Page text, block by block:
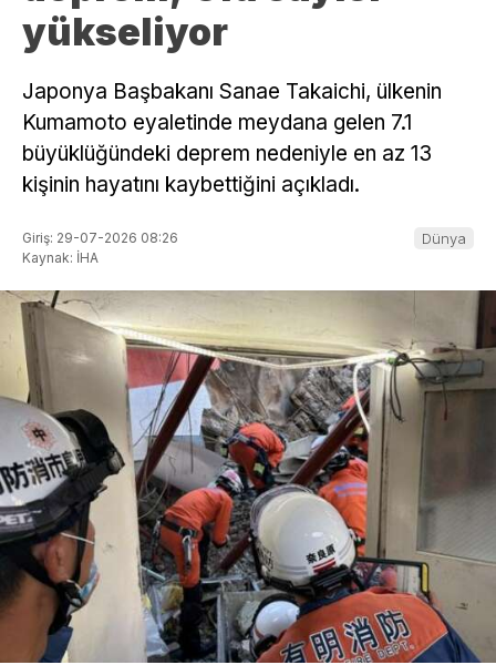
yükseliyor
Japonya Başbakanı Sanae Takaichi, ülkenin
Kumamoto eyaletinde meydana gelen 7.1
büyüklüğündeki deprem nedeniyle en az 13
kişinin hayatını kaybettiğini açıkladı.
Giriş: 29-07-2026 08:26
Kaynak: İHA
Dünya